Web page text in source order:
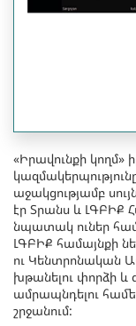
«Իրավունքի
աջակցությամբ
էր Տրանս և ԼԳԲԻՔ
նպատակ ուներ
ԼԳԲԻՔ համայնքի
ու Կենտրոնական
խթանելու փորձի և
ամրապնդելու
շրջանում: